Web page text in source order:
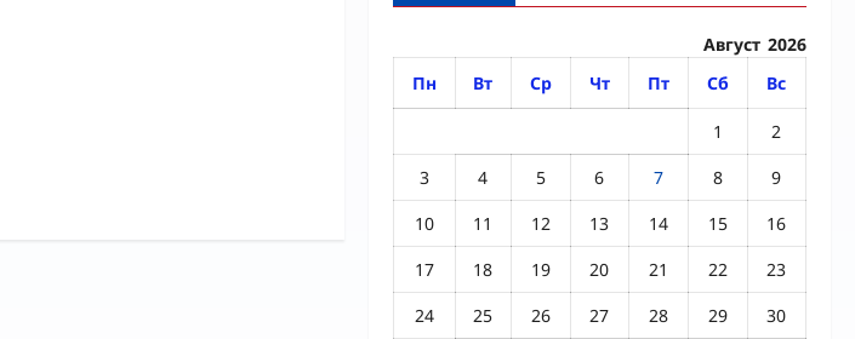
Август 2026
Пн
Вт Ср Чт Пт Сб Вс
1
2
3
4 5 6 7 8
9
10
11 12 13 14 15
16
17
18 19 20 21 22
23
24
25 26 27 28 29
30